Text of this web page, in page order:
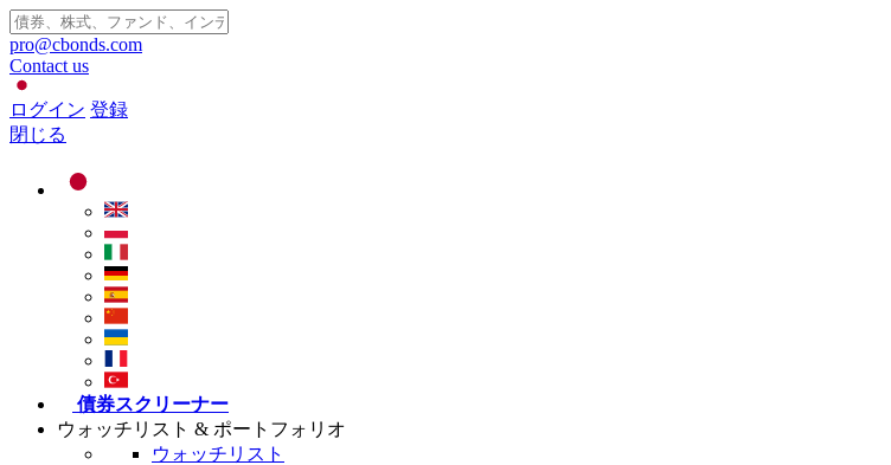
pro@cbonds.com
Contact us
ログイン 登録
閉じる
債券スクリーナー
ウォッチリスト & ポートフォリオ
ウォッチリスト